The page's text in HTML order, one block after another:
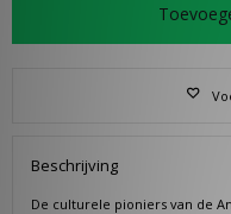
Beschrijving
De culturele pioniers van de